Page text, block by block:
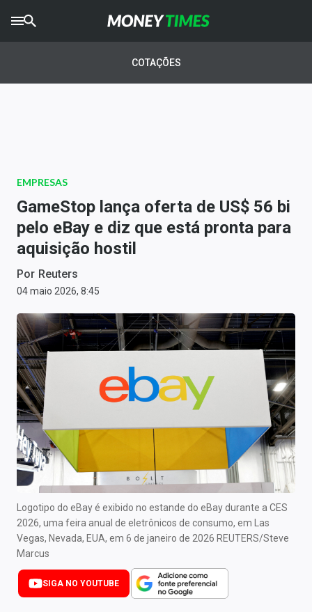
AGROTIMES
Newsletters
Money Trader
Anuncie
Últimas Notícias
Newsletters
Cotações
Comprar ou vender?
Carteiras Recomendadas
Central de Dividendos
Central de Fundos Imobiliários
Central dos IPOs
Renda Fixa
Finanças Pessoais
Mercados
COTAÇÕES
EMPRESAS
GameStop lança oferta de US$ 56 bi
pelo eBay e diz que está pronta para
aquisição hostil
Por Reuters
04 maio 2026, 8:45
Logotipo do eBay é exibido no estande do eBay durante a CES
2026, uma feira anual de eletrônicos de consumo, em Las
Vegas, Nevada, EUA, em 6 de janeiro de 2026 REUTERS/Steve
Marcus
SIGA NO YOUTUBE